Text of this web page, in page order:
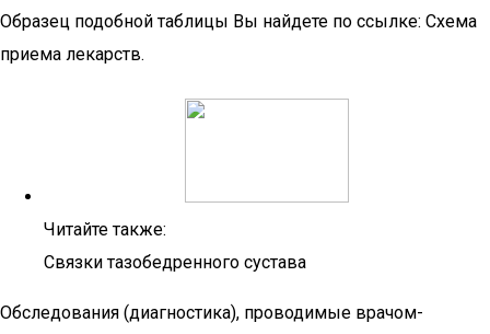
Образец подобной таблицы Вы найдете по ссылке: Схема
приема лекарств.
Читайте также:
Связки тазобедренного сустава
Обследования (диагностика), проводимые врачом-